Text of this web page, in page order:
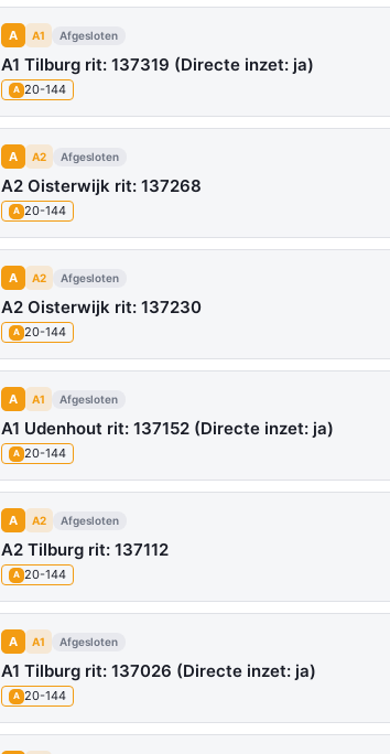
A A1 Afgesloten
A1 Tilburg rit: 137319 (Directe inzet: ja)
A 20-144
A A2 Afgesloten
A2 Oisterwijk rit: 137268
A 20-144
A A2 Afgesloten
A2 Oisterwijk rit: 137230
A 20-144
A A1 Afgesloten
A1 Udenhout rit: 137152 (Directe inzet: ja)
A 20-144
A A2 Afgesloten
A2 Tilburg rit: 137112
A 20-144
A A1 Afgesloten
A1 Tilburg rit: 137026 (Directe inzet: ja)
A 20-144